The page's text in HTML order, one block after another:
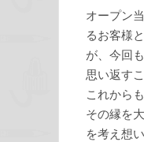
オープン
るお客様
が、今回
思い返す
これから
その縁を
を考え想